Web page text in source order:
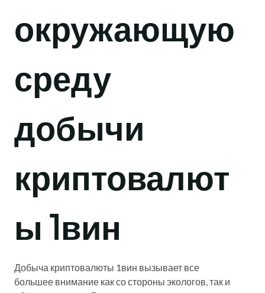
окружающую
среду
добычи
криптовалют
ы 1вин
Добыча криптовалюты 1вин вызывает все
большее внимание как со стороны экологов, так и